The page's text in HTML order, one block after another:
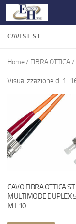
Salta al contenuto
CAVI ST-ST
Home/ FIBRA OTTICA/
Visualizzazione di 1-
CAVO FIBRA OTTICA ST
MULTIMODE DUPLEX
MT.10